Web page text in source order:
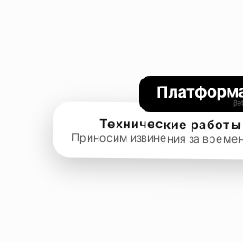
Технические
Приносим извинения за